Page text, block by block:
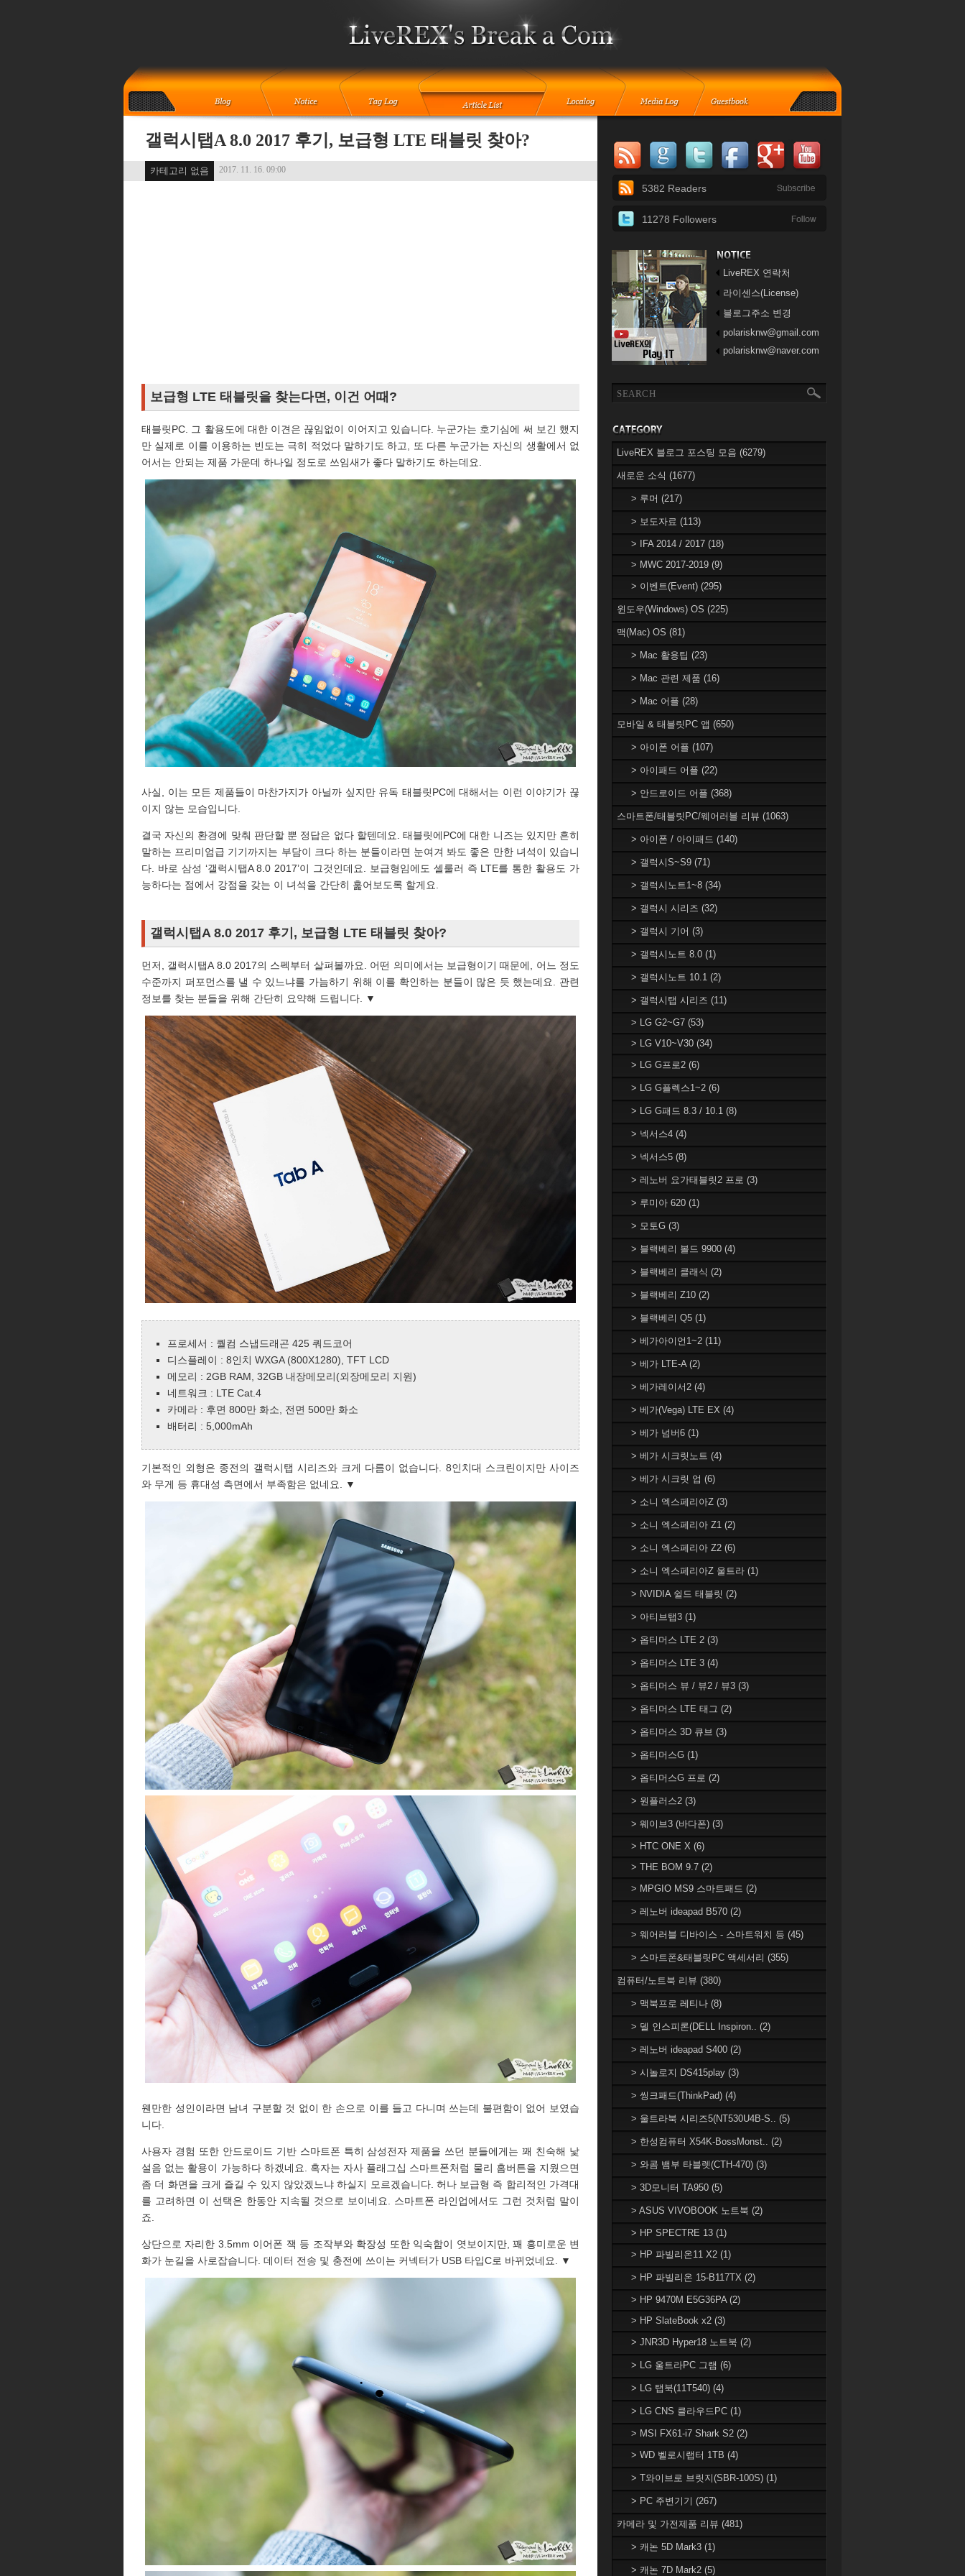
갤럭시탭A 8.0 2017 후기, 보급형 LTE 태블릿 찾아?
카테고리 없음 2017. 11. 16. 09:00
보급형 LTE 태블릿을 찾는다면, 이건 어때?
태블릿PC. 그 활용도에 대한 이견은 끊임없이 이어지고 있습니다. 누군가는 호기심에 써 보긴 했지
만 실제로 이를 이용하는 빈도는 극히 적었다 말하기도 하고, 또 다른 누군가는 자신의 생활에서 없
어서는 안되는 제품 가운데 하나일 정도로 쓰임새가 좋다 말하기도 하는데요.
사실, 이는 모든 제품들이 마찬가지가 아닐까 싶지만 유독 태블릿PC에 대해서는 이런 이야기가 끊
이지 않는 모습입니다.
결국 자신의 환경에 맞춰 판단할 뿐 정답은 없다 할텐데요. 태블릿에PC에 대한 니즈는 있지만 흔히
말하는 프리미엄급 기기까지는 부담이 크다 하는 분들이라면 눈여겨 봐도 좋은 만한 녀석이 있습니
다. 바로 삼성 ‘갤럭시탭A 8.0 2017’이 그것인데요. 보급형임에도 셀룰러 즉 LTE를 통한 활용도 가
능하다는 점에서 강점을 갖는 이 녀석을 간단히 훑어보도록 할게요.
갤럭시탭A 8.0 2017 후기, 보급형 LTE 태블릿 찾아?
먼저, 갤럭시탭A 8.0 2017의 스펙부터 살펴볼까요. 어떤 의미에서는 보급형이기 때문에, 어느 정도
수준까지 퍼포먼스를 낼 수 있느냐를 가늠하기 위해 이를 확인하는 분들이 많은 듯 했는데요. 관련
정보를 찾는 분들을 위해 간단히 요약해 드립니다. ▼
프로세서 : 퀄컴 스냅드래곤 425 쿼드코어
디스플레이 : 8인치 WXGA (800X1280), TFT LCD
메모리 : 2GB RAM, 32GB 내장메모리(외장메모리 지원)
네트워크 : LTE Cat.4
카메라 : 후면 800만 화소, 전면 500만 화소
배터리 : 5,000mAh
기본적인 외형은 종전의 갤럭시탭 시리즈와 크게 다름이 없습니다. 8인치대 스크린이지만 사이즈
와 무게 등 휴대성 측면에서 부족함은 없네요. ▼
웬만한 성인이라면 남녀 구분할 것 없이 한 손으로 이를 들고 다니며 쓰는데 불편함이 없어 보였습
니다.
사용자 경험 또한 안드로이드 기반 스마트폰 특히 삼성전자 제품을 쓰던 분들에게는 꽤 친숙해 낯
설음 없는 활용이 가능하다 하겠네요. 혹자는 자사 플래그십 스마트폰처럼 물리 홈버튼을 지웠으면
좀 더 화면을 크게 즐길 수 있지 않았겠느냐 하실지 모르겠습니다. 허나 보급형 즉 합리적인 가격대
를 고려하면 이 선택은 한동안 지속될 것으로 보이네요. 스마트폰 라인업에서도 그런 것처럼 말이
죠.
상단으로 자리한 3.5mm 이어폰 잭 등 조작부와 확장성 또한 익숙함이 엿보이지만, 꽤 흥미로운 변
화가 눈길을 사로잡습니다. 데이터 전송 및 충전에 쓰이는 커넥터가 USB 타입C로 바뀌었네요. ▼
5382 Readers
11278 Followers
LiveREX 연락처
라이센스(License)
블로그주소 변경
polarisknw@gmail.com
polarisknw@naver.com
LiveREX 블로그 포스팅 모음 (6279)
새로운 소식 (1677)
> 루머 (217)
> 보도자료 (113)
> IFA 2014 / 2017 (18)
> MWC 2017-2019 (9)
> 이벤트(Event) (295)
윈도우(Windows) OS (225)
맥(Mac) OS (81)
> Mac 활용팁 (23)
> Mac 관련 제품 (16)
> Mac 어플 (28)
모바일 & 태블릿PC 앱 (650)
> 아이폰 어플 (107)
> 아이패드 어플 (22)
> 안드로이드 어플 (368)
스마트폰/태블릿PC/웨어러블 리뷰 (1063)
> 아이폰 / 아이패드 (140)
> 갤럭시S~S9 (71)
> 갤럭시노트1~8 (34)
> 갤럭시 시리즈 (32)
> 갤럭시 기어 (3)
> 갤럭시노트 8.0 (1)
> 갤럭시노트 10.1 (2)
> 갤럭시탭 시리즈 (11)
> LG G2~G7 (53)
> LG V10~V30 (34)
> LG G프로2 (6)
> LG G플렉스1~2 (6)
> LG G패드 8.3 / 10.1 (8)
> 넥서스4 (4)
> 넥서스5 (8)
> 레노버 요가태블릿2 프로 (3)
> 루미아 620 (1)
> 모토G (3)
> 블랙베리 볼드 9900 (4)
> 블랙베리 클래식 (2)
> 블랙베리 Z10 (2)
> 블랙베리 Q5 (1)
> 베가아이언1~2 (11)
> 베가 LTE-A (2)
> 베가레이서2 (4)
> 베가(Vega) LTE EX (4)
> 베가 넘버6 (1)
> 베가 시크릿노트 (4)
> 베가 시크릿 업 (6)
> 소니 엑스페리아Z (3)
> 소니 엑스페리아 Z1 (2)
> 소니 엑스페리아 Z2 (6)
> 소니 엑스페리아Z 울트라 (1)
> NVIDIA 쉴드 태블릿 (2)
> 아티브탭3 (1)
> 옵티머스 LTE 2 (3)
> 옵티머스 LTE 3 (4)
> 옵티머스 뷰 / 뷰2 / 뷰3 (3)
> 옵티머스 LTE 태그 (2)
> 옵티머스 3D 큐브 (3)
> 옵티머스G (1)
> 옵티머스G 프로 (2)
> 원플러스2 (3)
> 웨이브3 (바다폰) (3)
> HTC ONE X (6)
> THE BOM 9.7 (2)
> MPGIO MS9 스마트패드 (2)
> 레노버 ideapad B570 (2)
> 웨어러블 디바이스 - 스마트워치 등 (45)
> 스마트폰&태블릿PC 액세서리 (355)
컴퓨터/노트북 리뷰 (380)
> 맥북프로 레티나 (8)
> 델 인스피론(DELL Inspiron.. (2)
> 레노버 ideapad S400 (2)
> 시놀로지 DS415play (3)
> 씽크패드(ThinkPad) (4)
> 울트라북 시리즈5(NT530U4B-S.. (5)
> 한성컴퓨터 X54K-BossMonst.. (2)
> 와콤 뱀부 타블렛(CTH-470) (3)
> 3D모니터 TA950 (5)
> ASUS VIVOBOOK 노트북 (2)
> HP SPECTRE 13 (1)
> HP 파빌리온11 X2 (1)
> HP 파빌리온 15-B117TX (2)
> HP 9470M E5G36PA (2)
> HP SlateBook x2 (3)
> JNR3D Hyper18 노트북 (2)
> LG 울트라PC 그램 (6)
> LG 탭북(11T540) (4)
> LG CNS 클라우드PC (1)
> MSI FX61-i7 Shark S2 (2)
> WD 벨로시랩터 1TB (4)
> T와이브로 브릿지(SBR-100S) (1)
> PC 주변기기 (267)
카메라 및 가전제품 리뷰 (481)
> 캐논 5D Mark3 (1)
> 캐논 7D Mark2 (5)